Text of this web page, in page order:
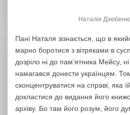
Наталія
Пані Наталя зізнається, що в
марно боротися з вітряками в
дозріло ні до пам’ятника Мейсу, ні
намагався донести українцям.
сконцентруватися на справі, яка
докластися до видання його
архіву. Бо там його розум, його